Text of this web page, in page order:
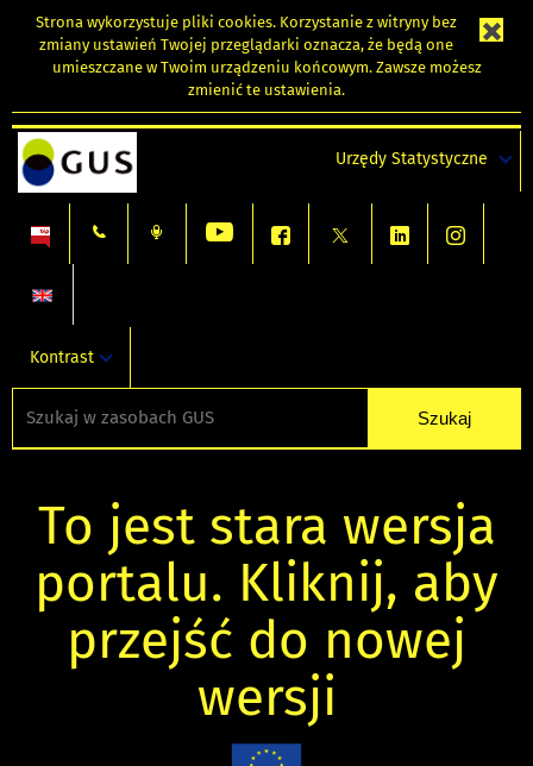
Strona wykorzystuje pliki cookies. Korzystanie z witryny bez
zmiany ustawień Twojej przeglądarki oznacza, że będą one
umieszczane w Twoim urządzeniu końcowym. Zawsze możesz
zmienić te ustawienia.
Urzędy Statystyczne
Kontrast
To jest stara wersja
portalu. Kliknij, aby
przejść do nowej
wersji